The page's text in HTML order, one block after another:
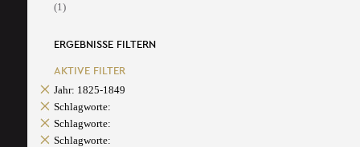
(1)
ERGEBNISSE FILTERN
AKTIVE FILTER
Jahr: 1825-1849
Schlagworte:
Schlagworte:
Schlagworte: